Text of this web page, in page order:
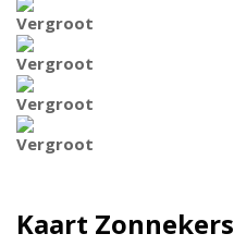
Vergroot
Vergroot
Vergroot
Vergroot
Kaart